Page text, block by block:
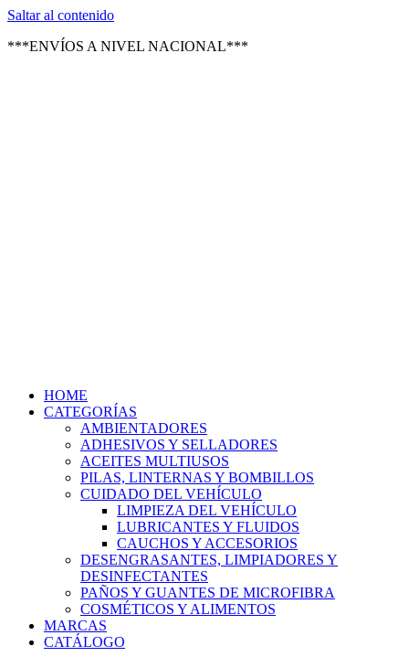
Texsal Venezuela –
Saltar al contenido
***ENVÍOS A NIVEL NACIONAL***
HOME
CATEGORÍAS
AMBIENTADORES
ADHESIVOS Y SELLADORES
ACEITES MULTIUSOS
PILAS, LINTERNAS Y BOMBILLOS
CUIDADO DEL VEHÍCULO
LIMPIEZA DEL VEHÍCULO
LUBRICANTES Y FLUIDOS
CAUCHOS Y ACCESORIOS
DESENGRASANTES, LIMPIADORES Y
DESINFECTANTES
PAÑOS Y GUANTES DE MICROFIBRA
COSMÉTICOS Y ALIMENTOS
MARCAS
CATÁLOGO